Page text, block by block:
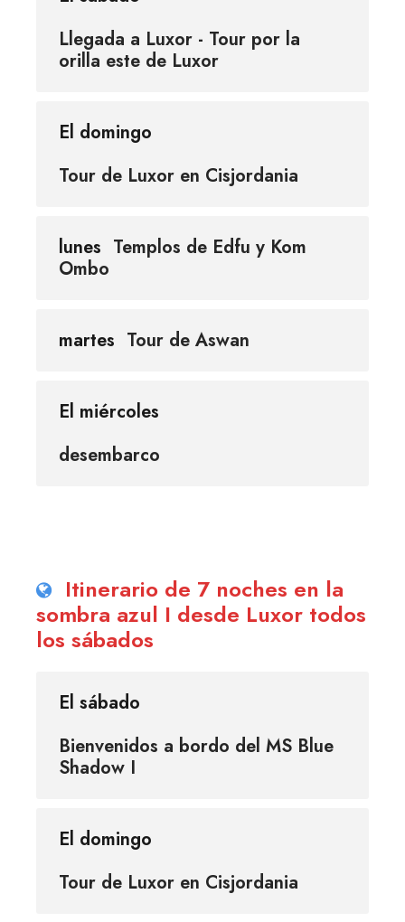
Llegada a Luxor - Tour por la
orilla este de Luxor
El domingo
Tour de Luxor en Cisjordania
lunes Templos de Edfu y Kom
Ombo
martes Tour de Aswan
El miércoles
desembarco
Itinerario de 7 noches en la
sombra azul I desde Luxor todos
los sábados
El sábado
Bienvenidos a bordo del MS Blue
Shadow I
El domingo
Tour de Luxor en Cisjordania